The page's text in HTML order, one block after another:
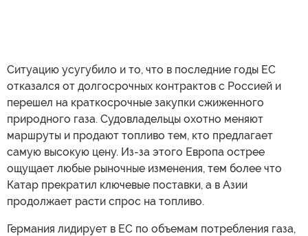
Ситуацию усугубило и то, что в последние годы ЕС
отказался от долгосрочных контрактов с Россией и
перешел на краткосрочные закупки сжиженного
природного газа. Судовладельцы охотно меняют
маршруты и продают топливо тем, кто предлагает
самую высокую цену. Из-за этого Европа острее
ощущает любые рыночные изменения, тем более что
Катар прекратил ключевые поставки, а в Азии
продолжает расти спрос на топливо.
Германия лидирует в ЕС по объемам потребления газа,